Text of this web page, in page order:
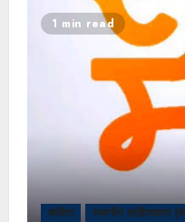
1 min read
कविता स्थानीय साहित्यकार